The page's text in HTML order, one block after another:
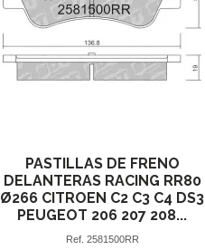
PASTILLAS DE FRENO
DELANTERAS RACING RR80
Ø266 CITROEN C2 C3 C4 DS3
PEUGEOT 206 207 208...
Ref. 2581500RR